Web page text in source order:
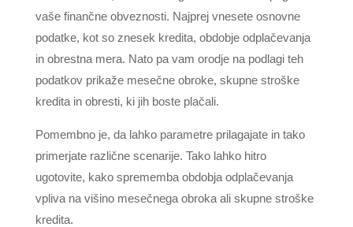
vaše finančne obveznosti. Najprej vnesete osnovne
podatke, kot so znesek kredita, obdobje odplačevanja
in obrestna mera. Nato pa vam orodje na podlagi teh
podatkov prikaže mesečne obroke, skupne stroške
kredita in obresti, ki jih boste plačali.
Pomembno je, da lahko parametre prilagajate in tako
primerjate različne scenarije. Tako lahko hitro
ugotovite, kako sprememba obdobja odplačevanja
vpliva na višino mesečnega obroka ali skupne stroške
kredita.